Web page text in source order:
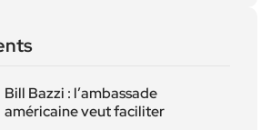
Bill Bazzi : l’ambassade
américaine veut faciliter